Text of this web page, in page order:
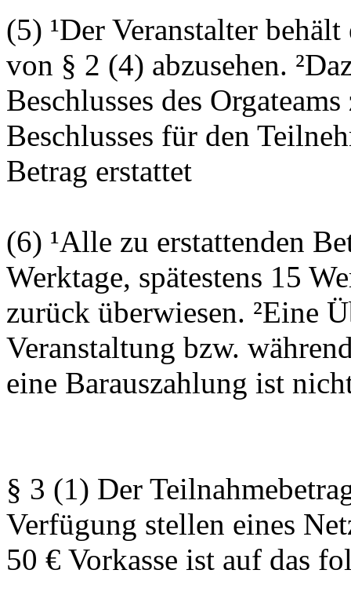
(5) ¹Der Veranstalter
von § 2 (4) abzusehen.
Beschlusses des
Beschlusses für den
Betrag erstattet
(6) ¹Alle zu erstattenden
Werktage, spätestens 15
zurück überwiesen. ²Eine
Veranstaltung bzw.
eine Barauszahlung ist
§ 3 (1) Der
Verfügung stellen eines
50 € Vorkasse ist auf das